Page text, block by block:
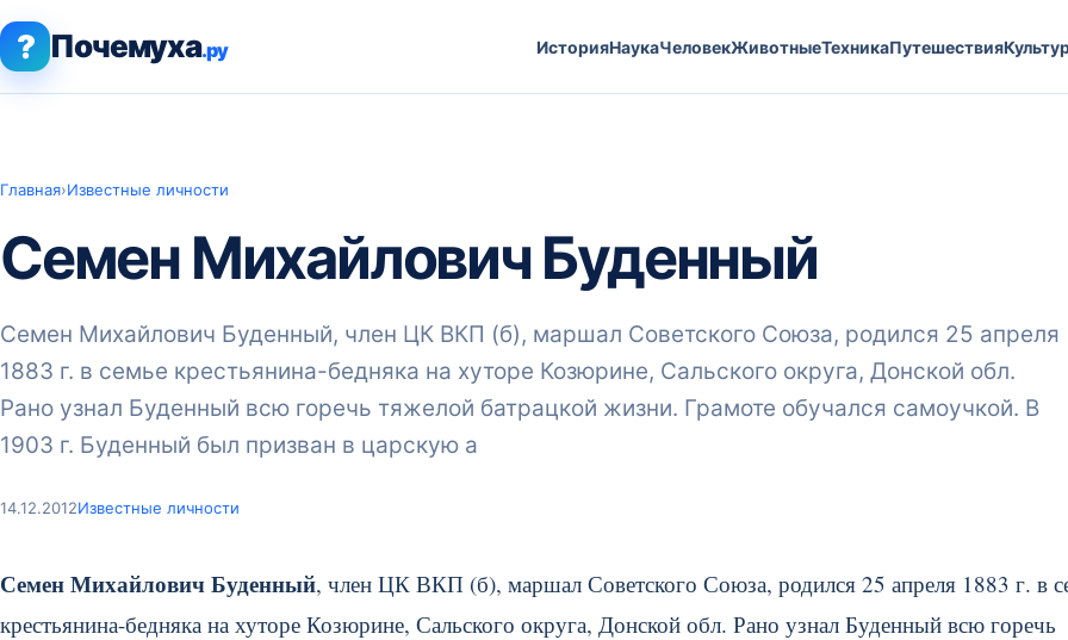
? Почемуха.ру ИсторияНаукаЧеловекЖивотныеТехникаПутешествия
Главная›Известные личности
Семен Михайлович Буденный
Семен Михайлович Буденный, член ЦК ВКП (б), маршал Советского Союза, родился 25 апреля
1883 г. в семье крестьянина-бедняка на хуторе Козюрине, Сальского округа, Донской обл.
Рано узнал Буденный всю горечь тяжелой батрацкой жизни. Грамоте обучался самоучкой. В
1903 г. Буденный был призван в царскую а
14.12.2012Известные личности
Семен Михайлович Буденный, член ЦК ВКП (б), маршал Советского Союза, родился 25 апреля 1883 г. в
крестьянина-бедняка на хуторе Козюрине, Сальского округа, Донской обл. Рано узнал Буденный всю горечь